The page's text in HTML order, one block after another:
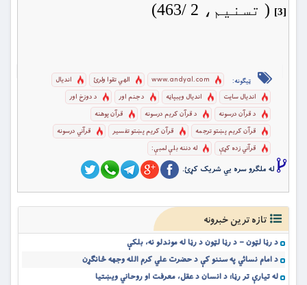
[3] ( تسنيم، 2 /463)
ټیګونه: www.andyal.com الهي تقوا ولرئ
اندیال
اندیال سایت
اندیال ویبپاڼه د جنم اور
د دوزخ اور
د قرآن درسونه
د قرآن کریم درسونه
قرآن پوهنه
قرآن کریم پښتو ترجمه
قرآن کریم پښتو تفسیر
قرآني درسونه
قرآني زده کړې
له دننه بلې لمبې:
له ملگرو سره یي شریک کړئ.
تازه ترین خبرونه
د رڼا لټون – د رڼا لټون د رڼا له موندلو نه، بلکې
د امام نسائي په سننو کې د حضرت علي کرم الله وجهه ځانګړن
له تیارې تر رڼا؛ د انسان د عقل، معرفت او روحاني ویښتیا